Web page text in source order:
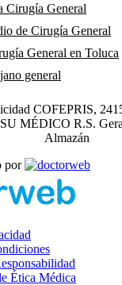
Cirugía General
de Cirugía General
General en Toluca
general
General
General
General
certificado
privado
de Vesícula
Cirujano General
General
COFEPRIS,
MÉDICO R.S.
Almazán
por
Ética Médica